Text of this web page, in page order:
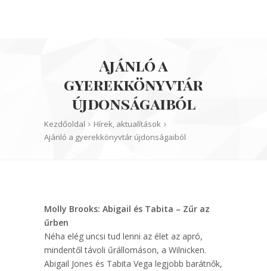
Ajánló a
gyerekkönyvtár
újdonságaiból
Kezdőoldal
Hírek, aktualítások
Ajánló a gyerekkönyvtár újdonságaiból
Molly Brooks: Abigail és Tabita – Zűr az
űrben
Néha elég uncsi tud lenni az élet az apró,
mindentől távoli űrállomáson, a Wilnicken.
Abigail Jones és Tabita Vega legjobb barátnők,